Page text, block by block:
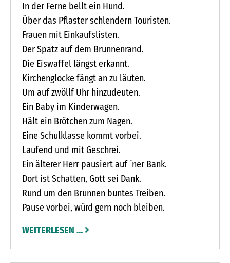
In der Ferne bellt ein Hund.
Über das Pflaster schlendern Touristen.
Frauen mit Einkaufslisten.
Der Spatz auf dem Brunnenrand.
Die Eiswaffel längst erkannt.
Kirchenglocke fängt an zu läuten.
Um auf zwöllf Uhr hinzudeuten.
Ein Baby im Kinderwagen.
Hält ein Brötchen zum Nagen.
Eine Schulklasse kommt vorbei.
Laufend und mit Geschrei.
Ein älterer Herr pausiert auf ´ner Bank.
Dort ist Schatten, Gott sei Dank.
Rund um den Brunnen buntes Treiben.
Pause vorbei, würd gern noch bleiben.
WEITERLESEN …